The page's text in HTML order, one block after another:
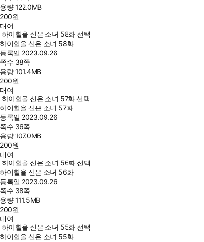
용량122.0MB
200원
대여
하이힐을 신은 소녀 58화 선택
하이힐을 신은 소녀 58화
등록일 2023.09.26
쪽수 38쪽
용량101.4MB
200원
대여
하이힐을 신은 소녀 57화 선택
하이힐을 신은 소녀 57화
등록일 2023.09.26
쪽수 36쪽
용량107.0MB
200원
대여
하이힐을 신은 소녀 56화 선택
하이힐을 신은 소녀 56화
등록일 2023.09.26
쪽수 38쪽
용량111.5MB
200원
대여
하이힐을 신은 소녀 55화 선택
하이힐을 신은 소녀 55화